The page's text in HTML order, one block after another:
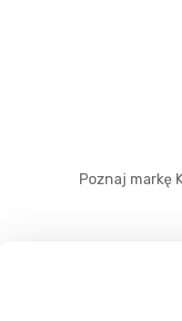
Poznaj markę